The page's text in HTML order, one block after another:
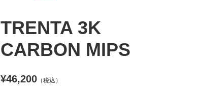
TRENTA 3K
CARBON MIPS
¥46,200 （税込）